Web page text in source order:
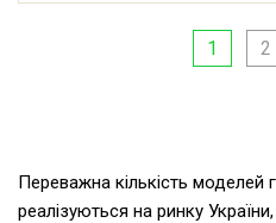
1 2
Переважна кількість моделей
реалізуються на ринку